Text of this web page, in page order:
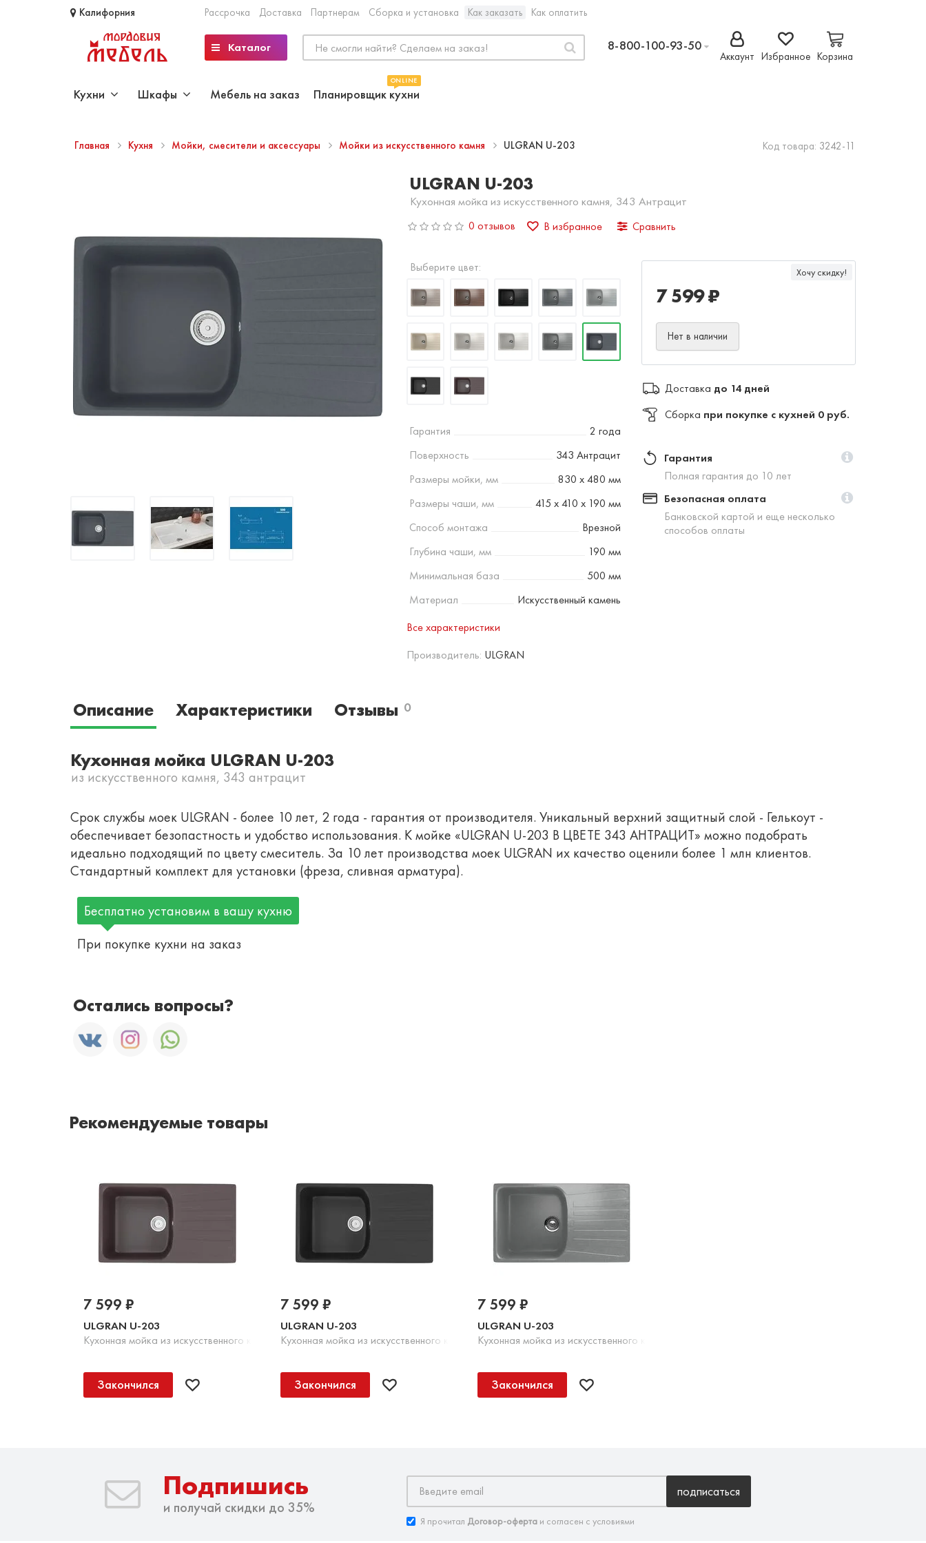
Калифорния Рассрочка Доставка Партнерам Сборка и установка Как заказать Как оплатить
Каталог 8-800-100-93-50
Аккаунт Избранное Корзина
Кухни Шкафы Мебель на заказ
ONLINE
Планировщик кухни
Главная Кухня Мойки, смесители и аксессуары Мойки из искусственного камня ULGRAN U-203 Код товара: 3242-11
ULGRAN U-203
Кухонная мойка из искусственного камня, 343 Антрацит
0 отзывов В избранное Сравнить
Выберите цвет:
Гарантия
2 года
Поверхность
343 Антрацит
Размеры мойки, мм
830 х 480 мм
Размеры чаши, мм
415 х 410 х 190 мм
Способ монтажа
Врезной
Глубина чаши, мм
190 мм
Минимальная база
500 мм
Материал
Искусственный камень
Все характеристики
Производитель: ULGRAN
Хочу скидку!
7 599 ₽
Нет в наличии
Доставка до 14 дней
Сборка при покупке с кухней 0 руб.
Гарантия
Полная гарантия до 10 лет
Безопасная оплата
Банковской картой и еще несколько
способов оплаты
Описание Характеристики Отзывы 0
Кухонная мойка ULGRAN U-203
из искусственного камня, 343 антрацит
Срок службы моек ULGRAN - более 10 лет, 2 года - гарантия от производителя. Уникальный верхний защитный слой - Гелькоут -
обеспечивает безопастность и удобство использования. К мойке «ULGRAN U-203 В ЦВЕТЕ 343 АНТРАЦИТ» можно подобрать
идеально подходящий по цвету смеситель. За 10 лет производства моек ULGRAN их качество оценили более 1 млн клиентов.
Стандартный комплект для установки (фреза, сливная арматура).
Бесплатно установим в вашу кухню
При покупке кухни на заказ
Остались вопросы?
Рекомендуемые товары
ULGRAN U-203
Кухонная мойка из искусственного камня, 345 Шоколад
7 599 ₽
Закончился
ULGRAN U-203
Кухонная мойка из искусственного камня, 344 Ультра-черный
7 599 ₽
Закончился
ULGRAN U-203
Кухонная мойка из искусственного камня, 342 Графитовый
7 599 ₽
Закончился
Подпишись
и получай скидки до 35%
подписаться
Я прочитал Договор-офертаи согласен с условиями